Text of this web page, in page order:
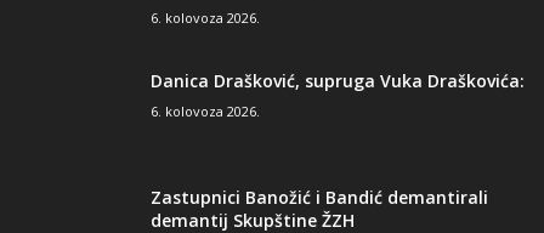
6. kolovoza 2026.
Danica Drašković, supruga Vuka Draškovića:
6. kolovoza 2026.
Zastupnici Banožić i Bandić demantirali
demantij Skupštine ŽZH